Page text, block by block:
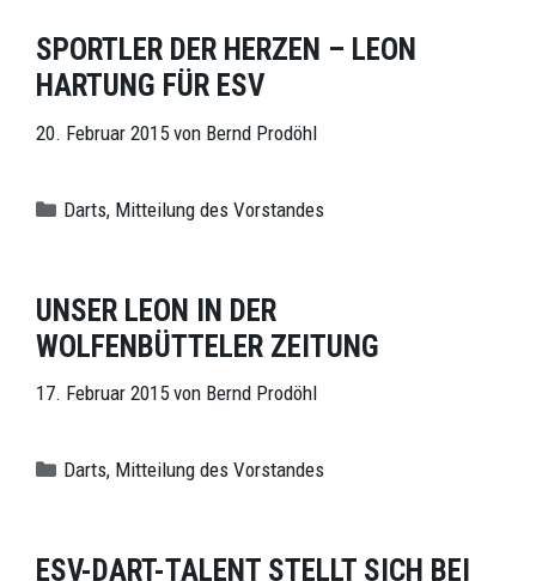
SPORTLER DER HERZEN – LEON
HARTUNG FÜR ESV
20. Februar 2015 von Bernd Prodöhl
Kategorien
Darts, Mitteilung des Vorstandes
UNSER LEON IN DER
WOLFENBÜTTELER ZEITUNG
17. Februar 2015 von Bernd Prodöhl
Kategorien
Darts, Mitteilung des Vorstandes
ESV-DART-TALENT STELLT SICH BEI